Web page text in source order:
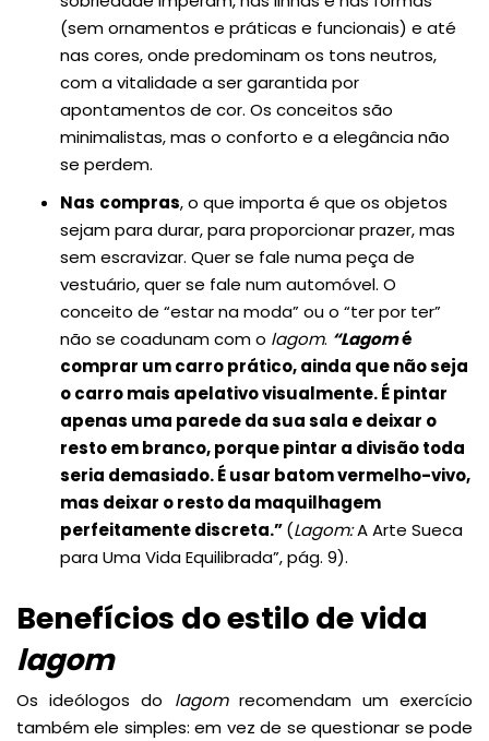
(sem ornamentos e práticas e funcionais) e até
nas cores, onde predominam os tons neutros,
com a vitalidade a ser garantida por
apontamentos de cor. Os conceitos são
minimalistas, mas o conforto e a elegância não
se perdem.
Nas compras, o que importa é que os objetos
sejam para durar, para proporcionar prazer, mas
sem escravizar. Quer se fale numa peça de
vestuário, quer se fale num automóvel. O
conceito de “estar na moda” ou o “ter por ter”
não se coadunam com o lagom. “Lagomé
comprar um carro prático, ainda que não seja
o carro mais apelativo visualmente. É pintar
apenas uma parede da sua sala e deixar o
resto em branco, porque pintar a divisão toda
seria demasiado. É usar batom vermelho-vivo,
mas deixar o resto da maquilhagem
perfeitamente discreta.”(Lagom:A Arte Sueca
para Uma Vida Equilibrada”, pág. 9).
Benefícios do estilo de vida
lagom
Os ideólogos do lagomrecomendam um exercício
também ele simples: em vez de se questionar se pode